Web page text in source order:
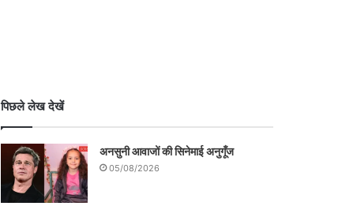
पिछले लेख देखें
अनसुनी आवाजों की सिनेमाई अनुगूँज
05/08/2026